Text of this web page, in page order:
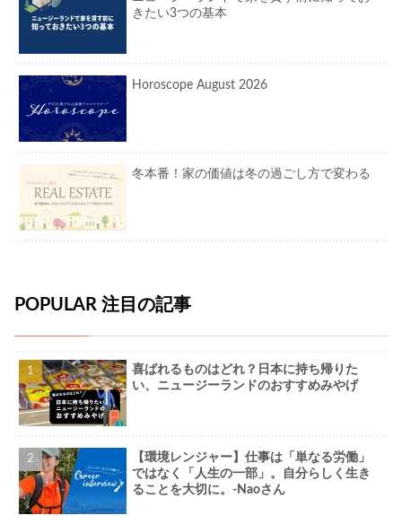
きたい3つの基本
Horoscope August 2026
冬本番！家の価値は冬の過ごし方で変わる
POPULAR 注目の記事
喜ばれるものはどれ？日本に持ち帰りた
い、ニュージーランドのおすすめみやげ
【環境レンジャー】仕事は「単なる労働」
ではなく「人生の一部」。自分らしく生き
ることを大切に。-Naoさん